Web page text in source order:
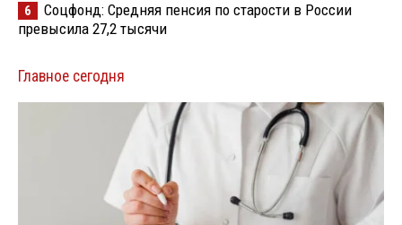
6
Соцфонд: Средняя пенсия по старости в России
превысила 27,2 тысячи
Главное сегодня